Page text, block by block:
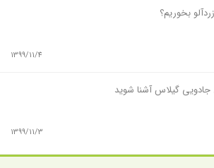
بخوریم؟
1399/11/4
گیلاس آشنا شوید
1399/11/3